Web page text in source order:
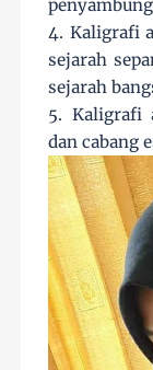
4. Kaligrafi
sejarah
sejarah
5. Kaligrafi
dan cabang